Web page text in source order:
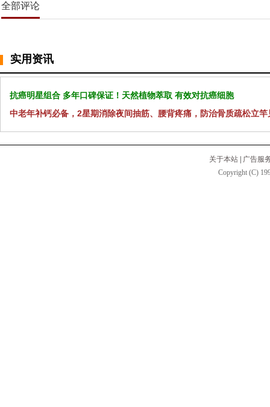
全部评论
实用资讯
抗癌明星组合 多年口碑保证！天然植物萃取 有效对抗癌细胞
中老年补钙必备，2星期消除夜间抽筋、腰背疼痛，防治骨质疏松立竿
关于本站
广告服
Copyright (C)